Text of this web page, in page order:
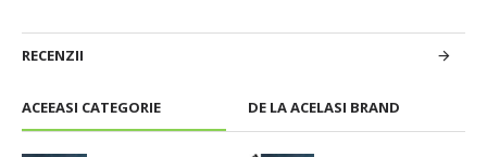
ACEEASI CATEGORIE DE LA ACELASI BRAND
RECENZII